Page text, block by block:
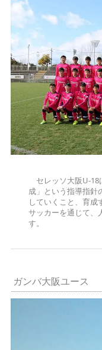
セレッソ大阪U-18
成」という指導指針
していくこと、育成
サッカーを通じて、
す。
ガンバ大阪ユース